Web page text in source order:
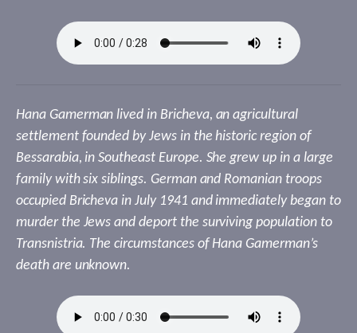
Hana Gamerman lived in Bricheva, an agricultural
settlement founded by Jews in the historic region of
Bessarabia, in Southeast Europe. She grew up in a large
family with six siblings. German and Romanian troops
occupied Bricheva in July 1941 and immediately began to
murder the Jews and deport the surviving population to
Transnistria. The circumstances of Hana Gamerman’s
death are unknown.